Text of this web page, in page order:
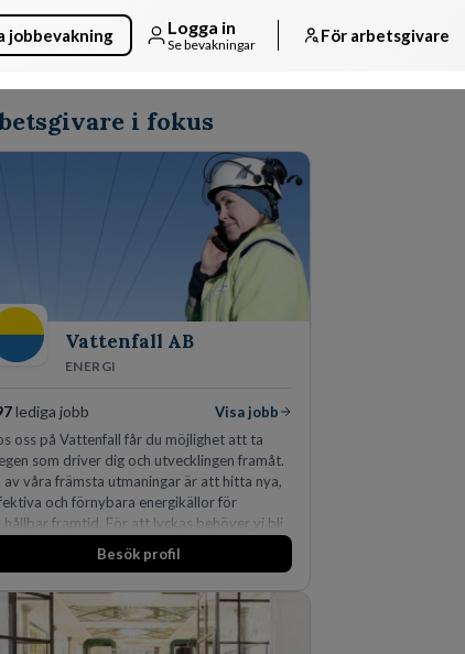
jobbevakning Logga in
Se bevakningar För arbetsgivare
i fokus
Vattenfall AB
ENERGI
lediga jobb
Visa jobb
oss på Vattenfall får du möjlighet att ta
som driver dig och utvecklingen framåt.
av våra främsta utmaningar är att hitta nya,
och förnybara energikällor för
hållbar framtid. För att lyckas behöver vi bli
medarbetare som vill göra skillnad.
Besök profil